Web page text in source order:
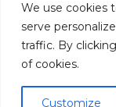
We use cookies
serve
traffic. By
of cookies.
Customize
He leido y acepto la